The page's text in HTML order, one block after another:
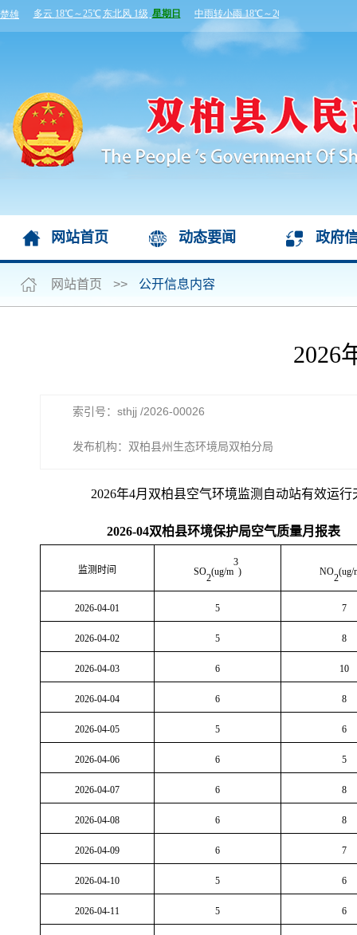
网站首页 动态要闻 政府
网站首页 >> 公开信息内容
2026
索引号：sthjj /2026-00026
发布机构：双柏县州生态环境局双柏分局
2026年4月双柏县空气环境监测自动站有效运行
2026-04双柏县环境保护局空气质量月报表
监测时间 SO
2
(ug/m
3
)
NO
2
(ug/
2026-04-01 5 7
2026-04-02 5 8
2026-04-03 6 10
2026-04-04 6 8
2026-04-05 5 6
2026-04-06 6 5
2026-04-07 6 8
2026-04-08 6 8
2026-04-09 6 7
2026-04-10 5 6
2026-04-11 5 6